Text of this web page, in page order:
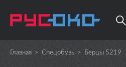
Главная > Спецобувь > Берцы 5219